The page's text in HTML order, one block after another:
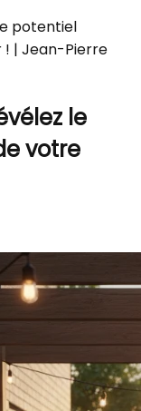
potentiel
! | Jean-Pierre
le
votre